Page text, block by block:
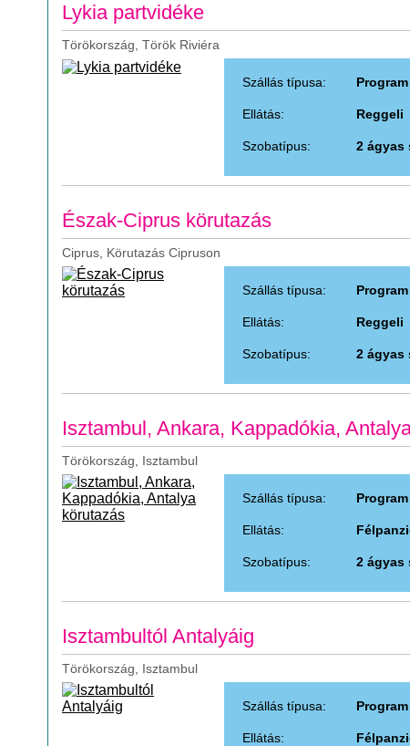
Lykia partvidéke
Törökország, Török Riviéra
Szállás típusa:
Ellátás: Reggeli
Szobatípus: 2 ágyas
Észak-Ciprus körutazás
Ciprus, Körutazás Cipruson
Szállás típusa:
Ellátás: Reggeli
Szobatípus: 2 ágyas
Isztambul, Ankara, Kappadókia,
Törökország, Isztambul
Szállás típusa:
Ellátás:
Szobatípus: 2 ágyas
Isztambultól Antalyáig
Törökország, Isztambul
Szállás típusa:
Ellátás: